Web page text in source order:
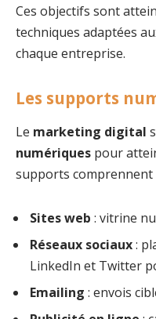
Ces objectifs sont
techniques adaptées
chaque entreprise.
Les supports
Le marketing digital
numériques pour
supports comprennent
Sites web : vitrine
Réseaux sociaux:
LinkedIn et Twitter
Emailing : envois